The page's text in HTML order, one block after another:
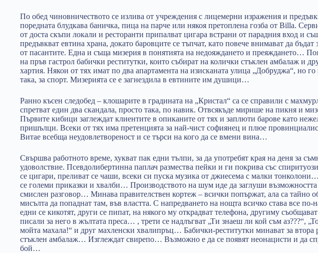
По обед чиновничеството се излива от учреждения с лицемерни изражения и
поредната блудкава баничка, пица на парче или някоя претоплена гозба от Billa.
от доста скъпи локали и ресторанти припалват цигара встрани от парадния вход и
предъвкват евтина храна, докато баровците се тъпчат, като повече внимават да бъдат
от пасантите. Една и съща мизерия в понятията на недояждането и преяждането…
на пръв гастрол бабички реститутки, които събират на колички стъклен амбалаж и
хартия. Някои от тях имат по два апартамента на изисканата улица „Добруджа“, но го
така, за спорт. Мизерията се е загнездила в евтините им душици…
Ранно късен следобед – клошарите в градината на „Кристал“ са се справили с
спретват един два скандала, просто така, по навик. Отвсякъде мирише на пикня и
Първите кибици заглеждат клиентите в опиканите от тях и заплюти барове като
пришълци. Всеки от тях има претенцията за най-чист софиянец и плюе
Витае всебща неудовлетвореност и се търси на кого да се вмени вина…
Свършва работното време, хукват пак едни тълпи, за да употребят края на деня за
удоволствие. Псевдолибертинна паплач размества пейки и ги покрива със
се цигари, преливат се чаши, всеки си пуска музика от джиесема с малки
се големи приказки и хвалби… Производството на шум иде да заглуши възможността
смислен разговор… Минава правителствен кортеж – всички попържат, ала са тайно
мисълта да попаднат там, във властта. С напредването на нощта всичко става все по-
едни се кикотят, други се пипат, на някого му открадват телефона, другиму
писали за него в жълтата преса… , трети се надлъгват „Ти знаеш ли кой съм аз???“,
мойта махала!“ и друг махленски хвалипръц… Бабички-реститутки минават за втора
стъклен амбалаж… Изглеждат свирепо… Възможно е да се появят неонацисти и да
бой…